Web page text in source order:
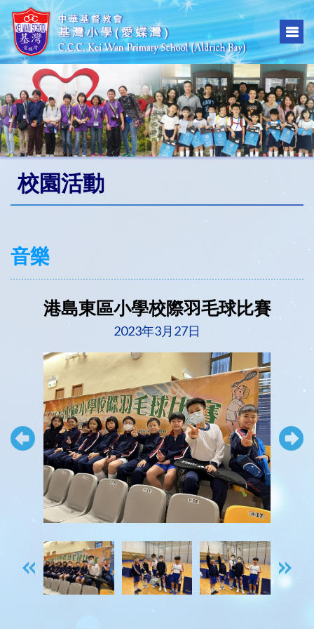
校園活動
音樂
港島東區小學校際羽毛球比賽
2023年3月27日